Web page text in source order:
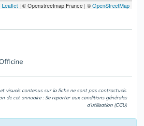
Leaflet | © Openstreetmap France | ©OpenStreetMap
visuels contenus sur la fiche ne sont pas contractuels.
de cet annuaire : Se reporter aux conditions générales
d'utilisation (CGU)